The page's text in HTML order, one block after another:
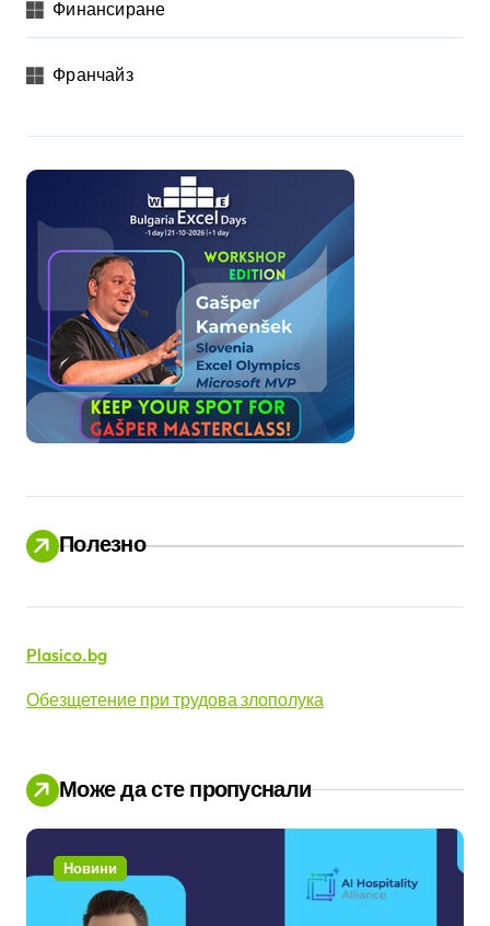
Финансиране
Франчайз
Полезно
Plasico.bg
Обезщетение при трудова злополука
Може да сте пропуснали
Новини